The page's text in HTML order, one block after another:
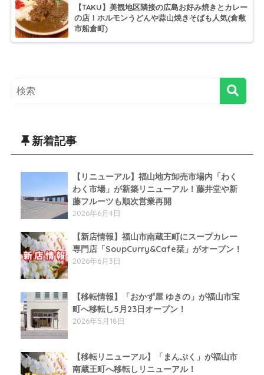
【TAKU】美観地区隣接の広島お好み焼きとカレー
の店！ホルモンうどんや蒜山焼きそばも人気(倉敷
市船倉町)
新着記事
【リニューアル】福山地方卸売市場内「わく
わく市場」が新築リニューアル！藤井堂や新
藤フルーツも順次営業再開
2026年6月4日
【新店情報】福山市南蔵王町にスープカレー
専門店「SoupCurry&Cafe栞」がオープン！
2026年6月3日
【移転情報】「おかず屋 ゆきの」が福山市宝
町へ移転し5月23日オープン！
2026年5月18日
【移転リニューアル】「まんぷく」が福山市
南蔵王町へ移転しリニューアル！